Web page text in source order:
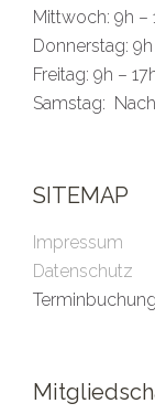
Mittwoch: 9h –
Donnerstag: 9h
Freitag: 9h –
Samstag:
SITEMAP
Impressum
Datenschutz
Terminbuchung